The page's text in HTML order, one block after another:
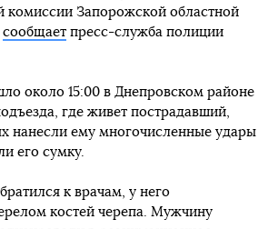
комиссии Запорожской областной
сообщает пресс-служба полиции
около 15:00 в Днепровском районе
где живет пострадавший,
нанесли ему многочисленные удары
его сумку.
к врачам, у него
костей черепа. Мужчину